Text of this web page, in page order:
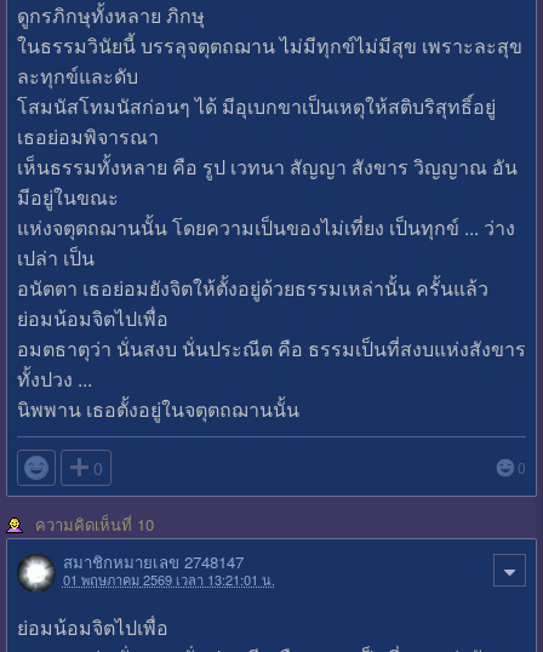
ดูกรภิกษุทั้งหลาย ภิกษุ
ในธรรมวินัยนี้ บรรลุจตุตถฌาน ไม่มีทุกข์ไม่มีสุข เพราะละสุข
ละทุกข์และดับ
โสมนัสโทมนัสก่อนๆ ได้ มีอุเบกขาเป็นเหตุให้สติบริสุทธิ์อยู่
เธอย่อมพิจารณา
เห็นธรรมทั้งหลาย คือ รูป เวทนา สัญญา สังขาร วิญญาณ อัน
มีอยู่ในขณะ
แห่งจตุตถฌานนั้น โดยความเป็นของไม่เที่ยง เป็นทุกข์ ... ว่าง
เปล่า เป็น
อนัตตา เธอย่อมยังจิตให้ตั้งอยู่ด้วยธรรมเหล่านั้น ครั้นแล้ว
ย่อมน้อมจิตไปเพื่อ
อมตธาตุว่า นั่นสงบ นั่นประณีต คือ ธรรมเป็นที่สงบแห่งสังขาร
ทั้งปวง ...
นิพพาน เธอตั้งอยู่ในจตุตถฌานนั้น
 0 0
ความคิดเห็นที่ 10
สมาชิกหมายเลข 2748147
01 พฤษภาคม 2569 เวลา 13:21:01 น.
ย่อมน้อมจิตไปเพื่อ